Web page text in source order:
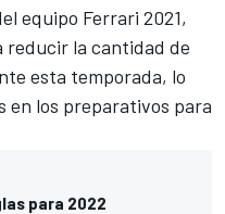
equipo Ferrari 2021,
la cantidad de
esta temporada, lo
en los preparativos para
para 2022